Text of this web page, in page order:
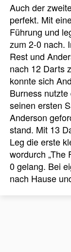
Auch der
perfekt. Mit
Führung und
zum 2-0 nach.
Rest und
nach 12 Darts
konnte sich
Burness
seinen ersten
Anderson
stand. Mit 13
Leg die erste
wordurch „The
0 gelang. Bei
nach Hause